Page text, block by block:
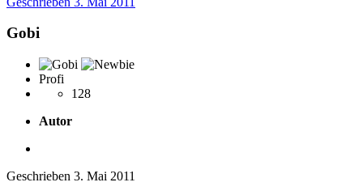
Gobi
Profi
128
Autor
Geschrieben 3. Mai 2011